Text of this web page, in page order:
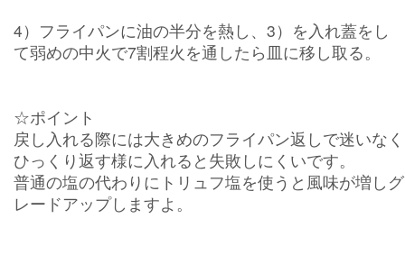
4）フライパンに油の半分を熱し、3）を入れ蓋をし
て弱めの中火で7割程火を通したら皿に移し取る。
☆ポイント
戻し入れる際には大きめのフライパン返しで迷いなく
ひっくり返す様に入れると失敗しにくいです。
普通の塩の代わりにトリュフ塩を使うと風味が増しグ
レードアップしますよ。